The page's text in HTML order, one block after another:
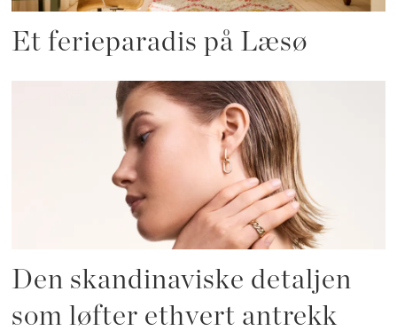
Et ferieparadis på Læsø
Den skandinaviske detaljen
som løfter ethvert antrekk